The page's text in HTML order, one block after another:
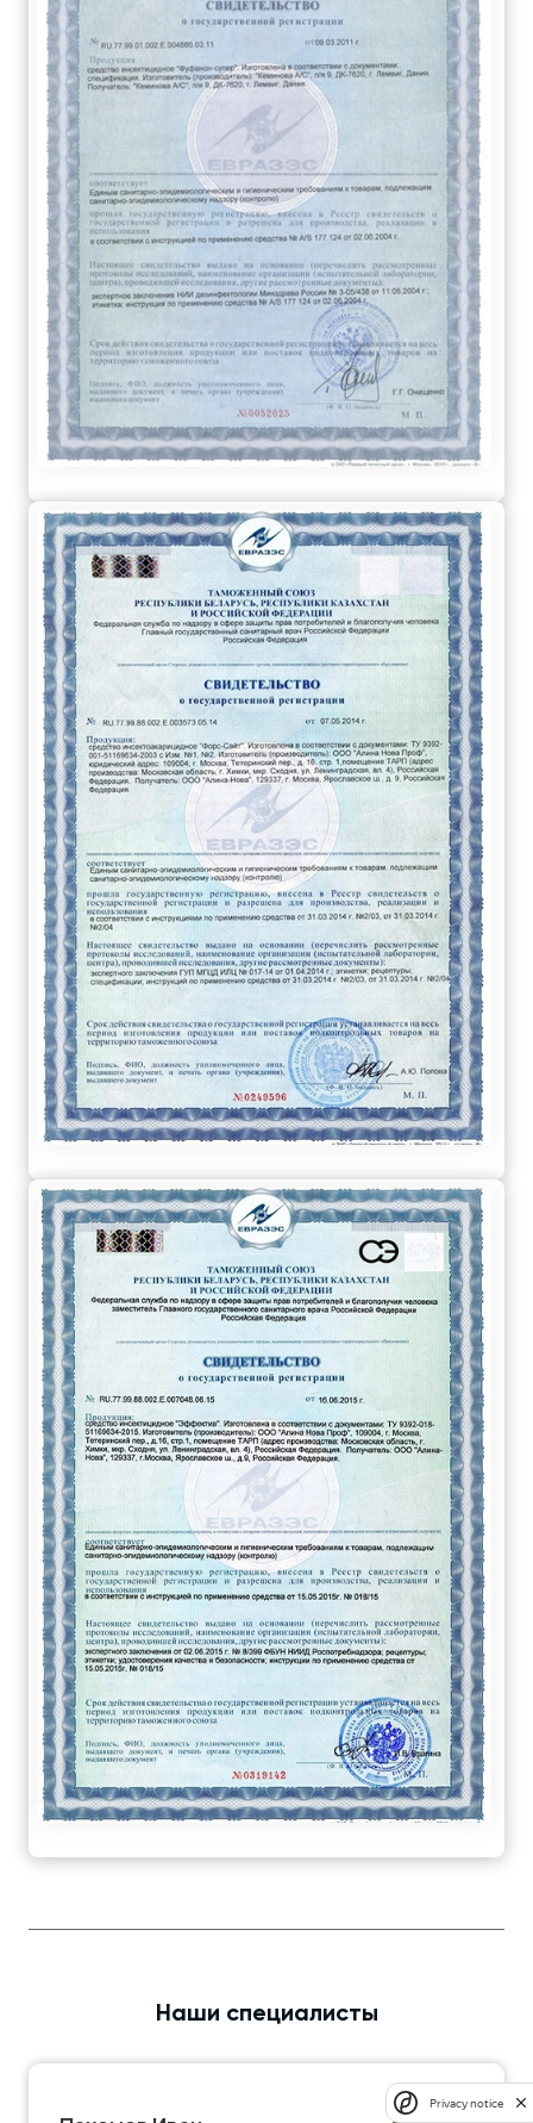
Наши специалисты
Privacy notice